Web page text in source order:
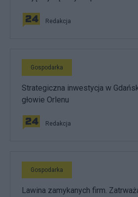
Redakcja
Gospodarka
Strategiczna inwestycja w
głowie Orlenu
Redakcja
Gospodarka
Lawina zamykanych firm.